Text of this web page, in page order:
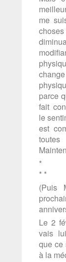
me
parce
fait
le
est
*
* *
(Puis
Le 2
vais
que ce
à la